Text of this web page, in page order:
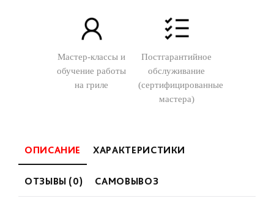
Мастер-классы и
обучение работы
на гриле
Постгарантийное
обслуживание
(сертифицированные
мастера)
ОПИСАНИЕ ХАРАКТЕРИСТИКИ
ОТЗЫВЫ (0) САМОВЫВОЗ